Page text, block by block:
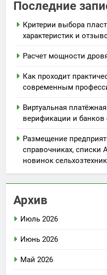
Последние
Критерии выбора
характеристик и
Расчет мощности
Как проходит
современным
Виртуальная
верификации и
Размещение
справочниках, списки
новинок
Архив
Июль 2026
Июнь 2026
Май 2026